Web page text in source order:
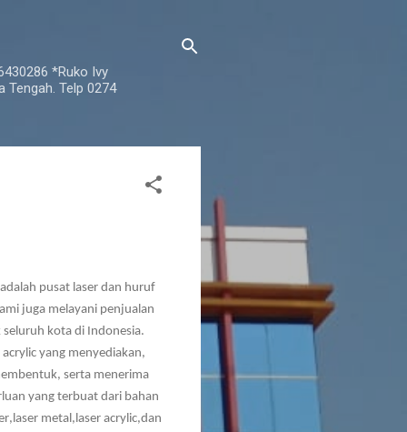
*Ruko Ivy
Tengah. Telp 0274
adalah pusat laser dan huruf
juga melayani penjualan
kota di Indonesia.
yang menyediakan,
serta menerima
yang terbuat dari bahan
,laser metal,laser acrylic,dan